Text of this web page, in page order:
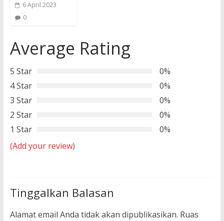
6 April 2023
0
Average Rating
5 Star
0%
4 Star
0%
3 Star
0%
2 Star
0%
1 Star
0%
(Add your review)
Tinggalkan Balasan
Alamat email Anda tidak akan dipublikasikan. Ruas